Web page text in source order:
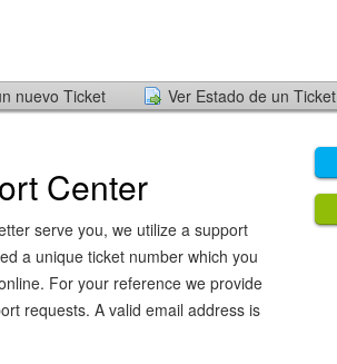
nuevo Ticket Ver Estado de un Ticket
Center
serve you, we utilize a support
a unique ticket number which you
For your reference we provide
requests. A valid email address is